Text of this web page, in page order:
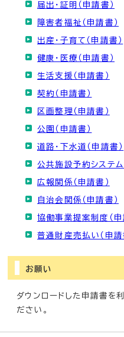
届出・証明（申請書）
障害者福祉（申請書）
出産・子育て（申請書）
健康・医療（申請書）
生活支援（申請書）
契約（申請書）
区画整理（申請書）
公園（申請書）
道路・下水道（申請書）
公共施設予約システム
広報関係（申請書）
自治会関係（申請書）
協働事業提案制度（申
普通財産売払い（申請
お願い
ダウンロードした申請書を
ださい。